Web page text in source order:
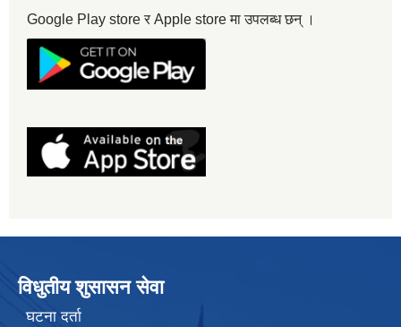
Google Play store र Apple store मा उपलब्ध छन् ।
विधुतीय शुसासन सेवा
घटना दर्ता